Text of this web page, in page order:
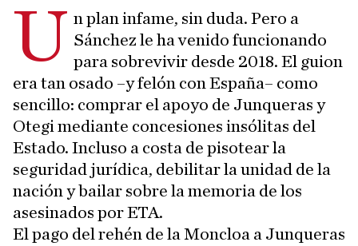
U n plan infame, sin duda. Pero a
Sánchez le ha venido funcionando
para sobrevivir desde 2018. El guion
era tan osado –y felón con España– como
sencillo: comprar el apoyo de Junqueras y
Otegi mediante concesiones insólitas del
Estado. Incluso a costa de pisotear la
seguridad jurídica, debilitar la unidad de la
nación y bailar sobre la memoria de los
asesinados por ETA.
El pago del rehén de la Moncloa a Junqueras